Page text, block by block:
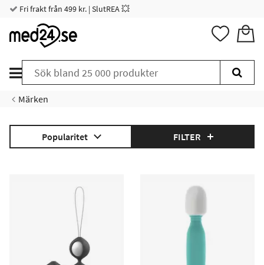
Fri frakt från 499 kr. | SlutREA 💥
Märken
Popularitet FILTER